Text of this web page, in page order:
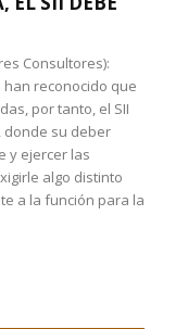
Consultores):
reconocido que
por tanto, el SII
donde su deber
y ejercer las
algo distinto
a la función para la